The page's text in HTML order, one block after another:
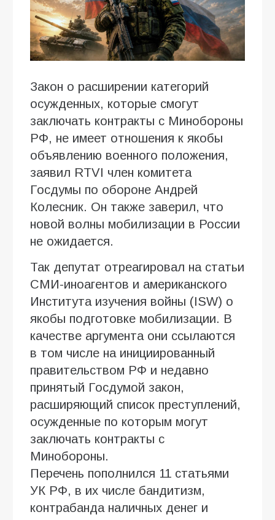
Закон о расширении категорий
осужденных, которые смогут
заключать контракты с Минобороны
РФ, не имеет отношения к якобы
объявлению военного положения,
заявил RTVI член комитета
Госдумы по обороне Андрей
Колесник. Он также заверил, что
новой волны мобилизации в России
не ожидается.
Так депутат отреагировал на статьи
СМИ-иноагентов и американского
Института изучения войны (ISW) о
якобы подготовке мобилизации. В
качестве аргумента они ссылаются
в том числе на инициированный
правительством РФ и недавно
принятый Госдумой закон,
расширяющий список преступлений,
осужденные по которым могут
заключать контракты с
Минобороны.
Перечень пополнился 11 статьями
УК РФ, в их числе бандитизм,
контрабанда наличных денег и